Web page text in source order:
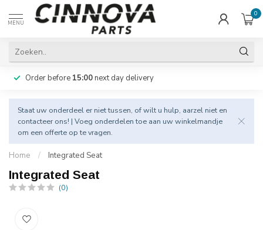
MENU
0
Order before 15:00next day delivery
Staat uw onderdeel er niet tussen, of wilt u hulp, aarzel niet en
contacteer ons! | Voeg onderdelen toe aan uw winkelmandje
om een offerte op te vragen.
Home / Integrated Seat
Integrated Seat
(0)